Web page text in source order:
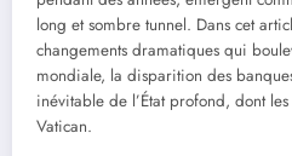
long et sombre tunnel. Dans cet
changements dramatiques qui
mondiale, la disparition des
inévitable de l’État profond, dont les
Vatican.